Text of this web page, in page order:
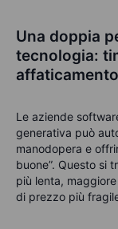
Una doppia
tecnologia:
Le aziende
generativa può
manodopera e
buone”. Questo si
più lenta,
di prezzo più